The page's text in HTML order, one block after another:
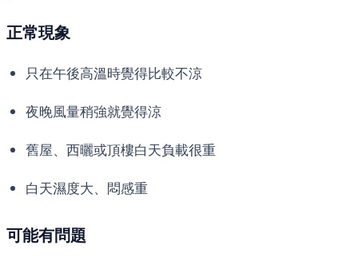
正常現象
只在午後高溫時覺得比較不涼
夜晚風量稍強就覺得涼
舊屋、西曬或頂樓白天負載很重
白天濕度大、悶感重
可能有問題